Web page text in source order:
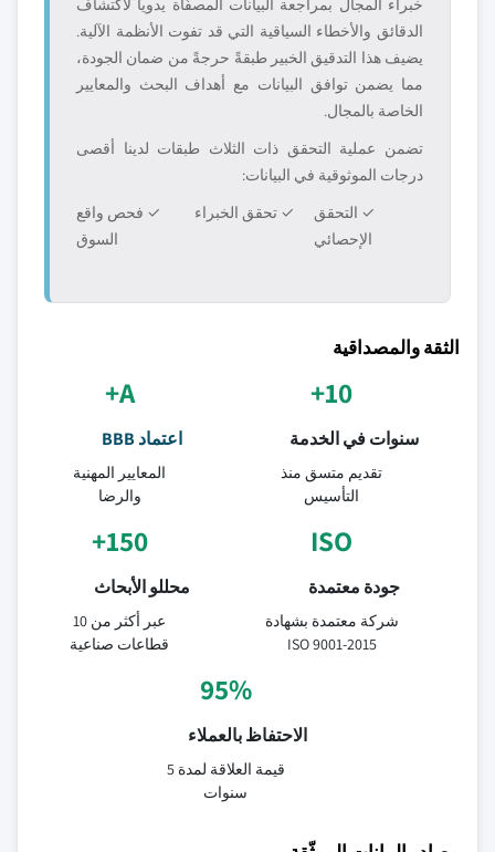
خبراء المجال بمراجعة البيانات المصفّاة يدوياً لاكتشاف
الدقائق والأخطاء السياقية التي قد تفوت الأنظمة الآلية.
يضيف هذا التدقيق الخبير طبقةً حرجةً من ضمان الجودة،
مما يضمن توافق البيانات مع أهداف البحث والمعايير
الخاصة بالمجال.
تضمن عملية التحقق ذات الثلاث طبقات لدينا أقصى
درجات الموثوقية في البيانات:
✓ التحقق
الإحصائي
✓ تحقق الخبراء
✓ فحص واقع
السوق
الثقة والمصداقية
10+
سنوات في الخدمة
تقديم متسق منذ
التأسيس
A+
اعتماد BBB
المعايير المهنية
والرضا
ISO
جودة معتمدة
شركة معتمدة بشهادة
ISO 9001-2015
150+
محللو الأبحاث
عبر أكثر من 10
قطاعات صناعية
95%
الاحتفاظ بالعملاء
قيمة العلاقة لمدة 5
سنوات